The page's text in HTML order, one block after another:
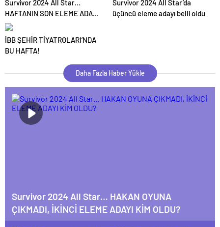
TOPLUYOR!..
Survivor 2024 All Star…
HAFTANIN SON ELEME ADAYI
BELLİ OLDU!
Survivor 2024 All Star’da
üçüncü eleme adayı belli oldu
İBB ŞEHİR TİYATROLARI’NDA
BU HAFTA!
Daha Fazla Haber Yükle
Survivor 2024 All Star… HAKAN OYUNA
ÇIKMADI, İKİNCİ ELEME ADAYI KİM OLDU?